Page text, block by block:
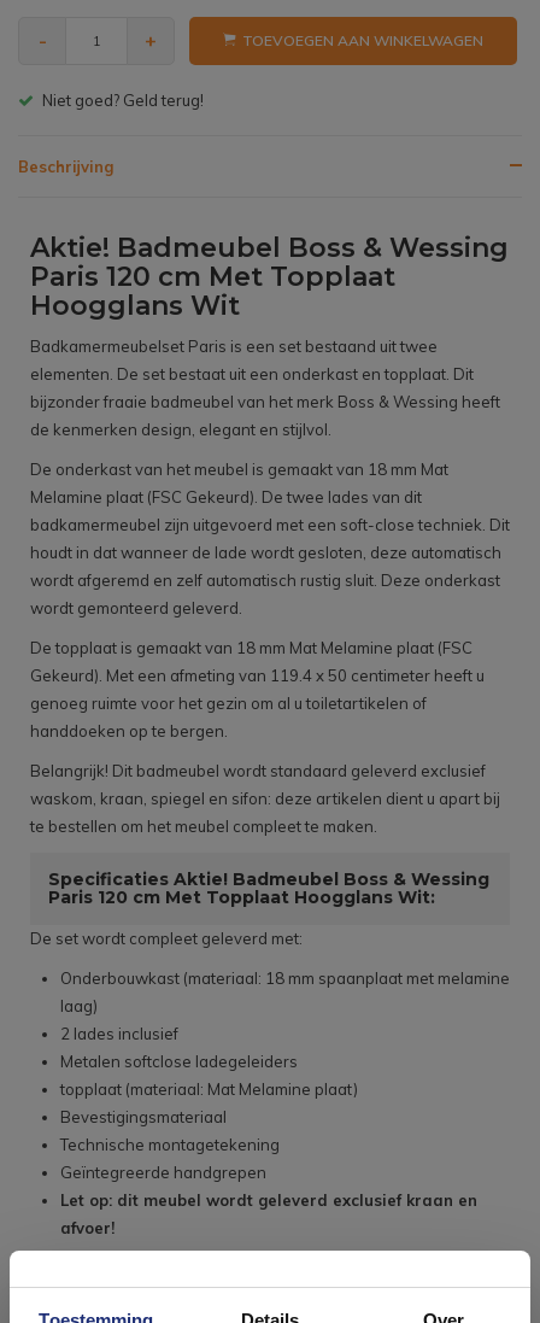
- + TOEVOEGEN AAN WINKELWAGEN
Gratis bezorgen v.a. € 150,- (NL)
Beschrijving
Aktie! Badmeubel Boss & Wessing
Paris 120 cm Met Topplaat
Hoogglans Wit
Badkamermeubelset Paris is een set bestaand uit twee
elementen. De set bestaat uit een onderkast en topplaat. Dit
bijzonder fraaie badmeubel van het merk Boss & Wessing heeft
de kenmerken design, elegant en stijlvol.
De onderkast van het meubel is gemaakt van 18 mm Mat
Melamine plaat (FSC Gekeurd). De twee lades van dit
badkamermeubel zijn uitgevoerd met een soft-close techniek. Dit
houdt in dat wanneer de lade wordt gesloten, deze automatisch
wordt afgeremd en zelf automatisch rustig sluit. Deze onderkast
wordt gemonteerd geleverd.
De topplaat is gemaakt van 18 mm Mat Melamine plaat (FSC
Gekeurd). Met een afmeting van 119.4 x 50 centimeter heeft u
genoeg ruimte voor het gezin om al u toiletartikelen of
handdoeken op te bergen.
Belangrijk! Dit badmeubel wordt standaard geleverd exclusief
waskom, kraan, spiegel en sifon: deze artikelen dient u apart bij
te bestellen om het meubel compleet te maken.
Specificaties Aktie! Badmeubel Boss & Wessing
Paris 120 cm Met Topplaat Hoogglans Wit:
De set wordt compleet geleverd met:
Onderbouwkast (materiaal: 18 mm spaanplaat met melamine
laag)
2 lades inclusief
Metalen softclose ladegeleiders
topplaat (materiaal: Mat Melamine plaat)
Bevestigingsmateriaal
Technische montagetekening
Geïntegreerde handgrepen
Let op: dit meubel wordt geleverd exclusief kraan en
afvoer!